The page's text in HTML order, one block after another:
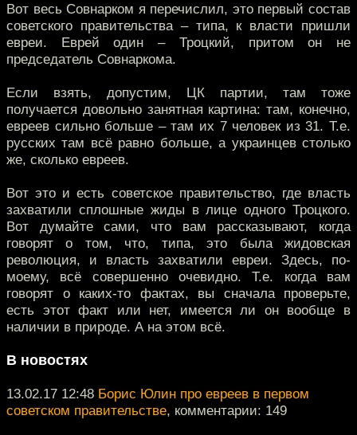
Вот весь Совнарком я перечислил, это первый состав
советского правительства – типа, к власти пришли
евреи. Еврей один – Троцкий, притом он не
председатель Совнаркома.
Если взять, допустим, ЦК партии, там тоже
получается довольно занятная картина: там, конечно,
евреев сильно больше – там их 7 человек из 31. Т.е.
русских там всё равно больше, а украинцев столько
же, сколько евреев.
Вот это и есть советское правительство, где власть
захватили сплошные жиды в лице одного Троцкого.
Вот думайте сами, что вам рассказывают, когда
говорят о том, что, типа, это была жидовская
революция, и власть захватили евреи. Здесь, по-
моему, всё совершенно очевидно. Т.е. когда вам
говорят о каких-то фактах, вы сначала проверьте,
есть этот факт или нет, имеется ли он вообще в
наличии в природе. А на этом всё.
В новостях
13.02.17 12:48 Борис Юлин про евреев в первом
советском правительстве, комментарии: 149